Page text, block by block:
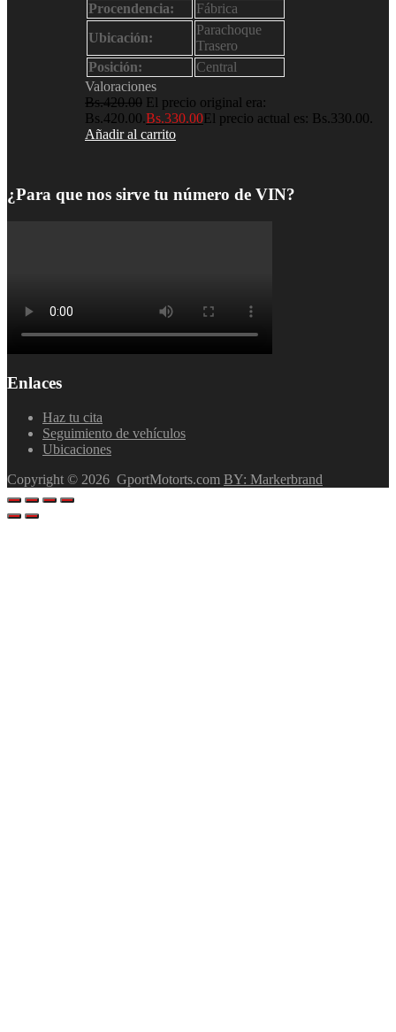
Procendencia:
Fábrica
Ubicación:
Parachoque
Trasero
Posición:
Central
Valoraciones
Bs.420.00 El precio original era:
Bs.420.00.Bs.330.00El precio actual es: Bs.330.00.
Añadir al carrito
¿Para que nos sirve tu número de VIN?
Enlaces
Haz tu cita
Seguimiento de vehículos
Ubicaciones
Copyright © 2026 GportMotorts.com BY: Markerbrand